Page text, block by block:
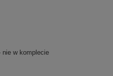
nie w komplecie